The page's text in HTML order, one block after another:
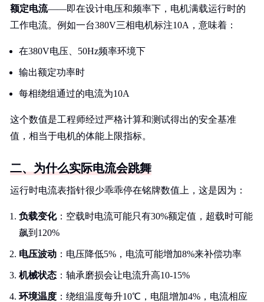
额定电流——即在设计电压和频率下，电机满载运行时的
工作电流。例如一台380V三相电机标注10A，意味着：
在380V电压、50Hz频率环境下
输出额定功率时
每相绕组通过的电流为10A
这个数值是工程师经过严格计算和测试得出的安全基准
值，相当于电机的体能上限指标。
二、为什么实际电流会跳舞
运行时电流表指针很少乖乖停在铭牌数值上，这是因为：
负载变化：空载时电流可能只有30%额定值，超载时可能
飙到120%
电压波动 ：电压降低5%，电流可能增加8%来补偿功率
机械状态 ：轴承磨损会让电流升高10-15%
环境温度 ：绕组温度每升10℃，电阻增加4%，电流相应